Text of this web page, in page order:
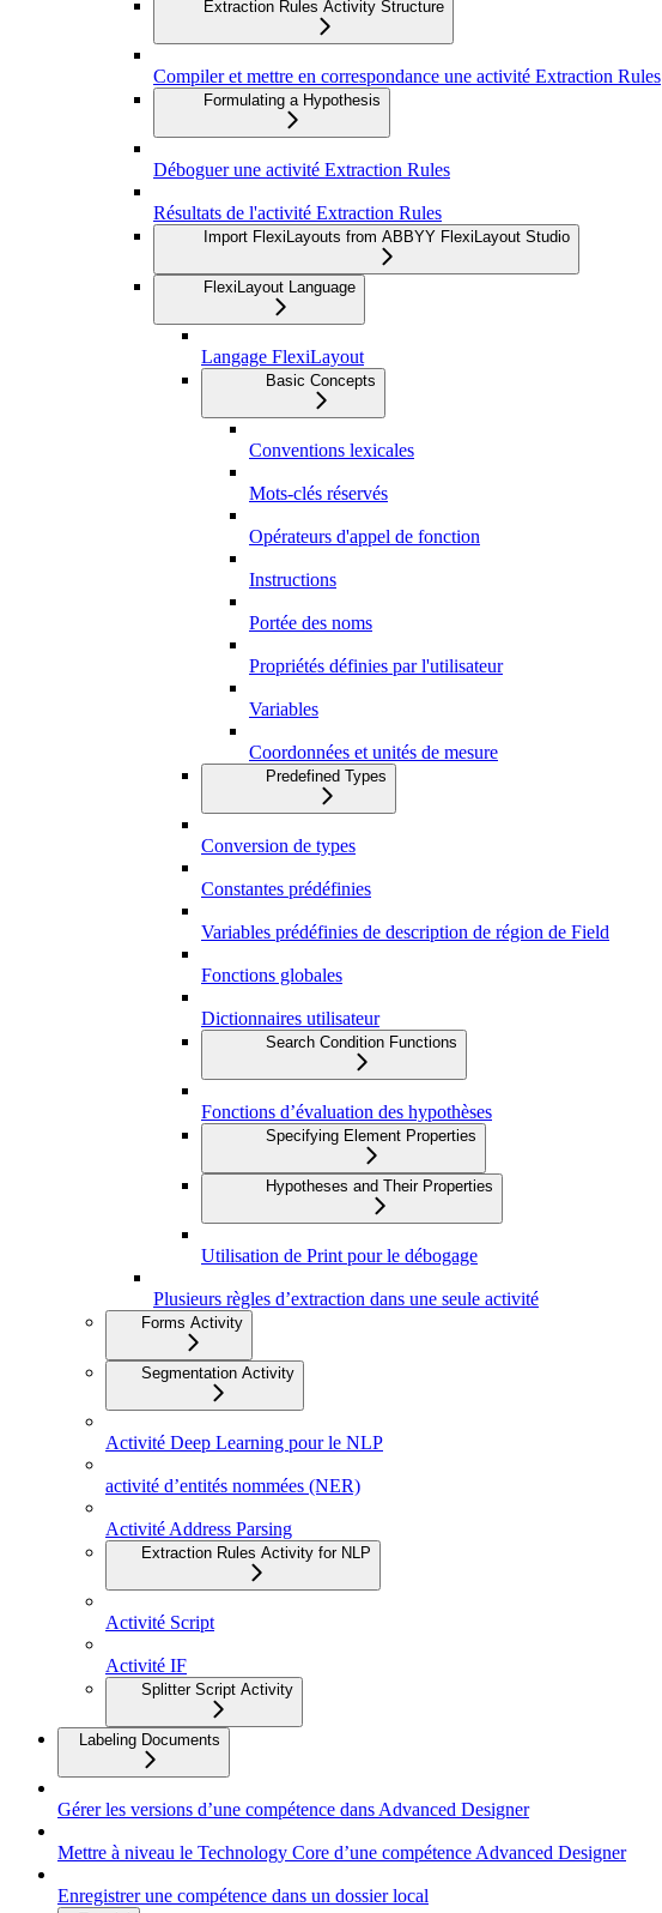
Extraction Rules Activity Structure
Compiler et mettre en correspondance une activité Extraction Rules
Formulating a Hypothesis
Déboguer une activité Extraction Rules
Résultats de l'activité Extraction Rules
Import FlexiLayouts from ABBYY FlexiLayout Studio
FlexiLayout Language
Langage FlexiLayout
Basic Concepts
Conventions lexicales
Mots-clés réservés
Opérateurs d'appel de fonction
Instructions
Portée des noms
Propriétés définies par l'utilisateur
Variables
Coordonnées et unités de mesure
Predefined Types
Conversion de types
Constantes prédéfinies
Variables prédéfinies de description de région de Field
Fonctions globales
Dictionnaires utilisateur
Search Condition Functions
Fonctions d’évaluation des hypothèses
Specifying Element Properties
Hypotheses and Their Properties
Utilisation de Print pour le débogage
Plusieurs règles d’extraction dans une seule activité
Forms Activity
Segmentation Activity
Activité Deep Learning pour le NLP
activité d’entités nommées (NER)
Activité Address Parsing
Extraction Rules Activity for NLP
Activité Script
Activité IF
Splitter Script Activity
Labeling Documents
Gérer les versions d’une compétence dans Advanced Designer
Mettre à niveau le Technology Core d’une compétence Advanced Designer
Enregistrer une compétence dans un dossier local